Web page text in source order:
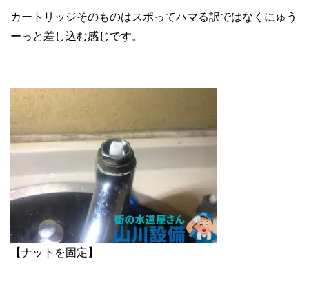
カートリッジそのものはスポってハマる訳ではなくにゅう
ーっと差し込む感じです。
【ナットを固定】